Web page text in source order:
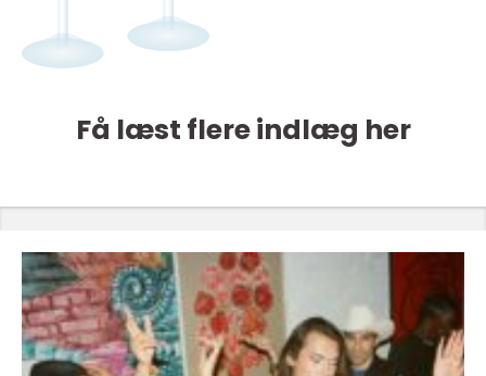
Få læst flere indlæg her